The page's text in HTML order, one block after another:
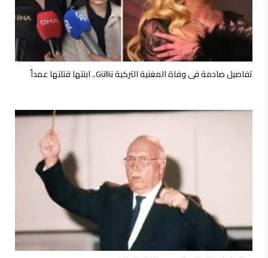
تفاصيل صادمة في وفاة المغنية التركية Güllü.. ابنتها قتلتها عمداً